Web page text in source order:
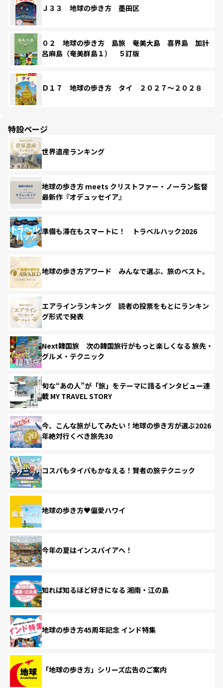
Ｊ３３ 地球の歩き方 墨田区
０２ 地球の歩き方 島旅 奄美大島 喜界島 加計
呂麻島（奄美群島１） ５訂版
Ｄ１７ 地球の歩き方 タイ ２０２７～２０２８
特設ページ
世界遺産ランキング
地球の歩き方 meets クリストファー・ノーラン監督
最新作『オデュッセイア』
準備も滞在もスマートに！ トラベルハック2026
地球の歩き方アワード みんなで選ぶ、旅のベスト。
エアラインランキング 読者の投票をもとにランキン
グ形式で発表
Next韓国旅 次の韓国旅行がもっと楽しくなる 旅先・
グルメ・テクニック
旬な“あの人”が「旅」をテーマに語るインタビュー連
載 MY TRAVEL STORY
今、こんな旅がしてみたい！地球の歩き方が選ぶ2026
年絶対行くべき旅先30
コスパもタイパもかなえる！賢者の旅テクニック
地球の歩き方♥偏愛ハワイ
今年の夏はインスパイアへ！
知れば知るほど好きになる 湘南・江の島
地球の歩き方45周年記念 インド特集
「地球の歩き方」シリーズ広告のご案内